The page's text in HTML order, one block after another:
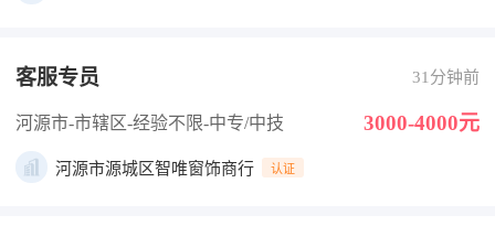
客服专员 31分钟前
河源市-市辖区-经验不限-中专/中技 3000-4000元
河源市源城区智唯窗饰商行 认证